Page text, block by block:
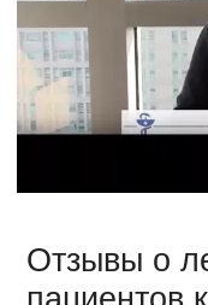
Отзывы о